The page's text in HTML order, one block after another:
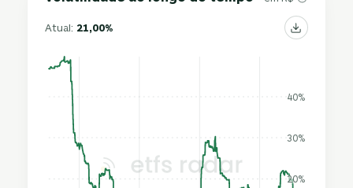
Atual: 21,00%
20%
30%
40%